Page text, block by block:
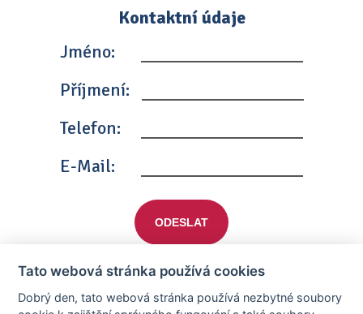
Kontaktní údaje
Jméno:
Příjmení:
Telefon:
E-Mail:
ODESLAT
Tato webová stránka používá cookies
Dobrý den, tato webová stránka používá nezbytné soubory